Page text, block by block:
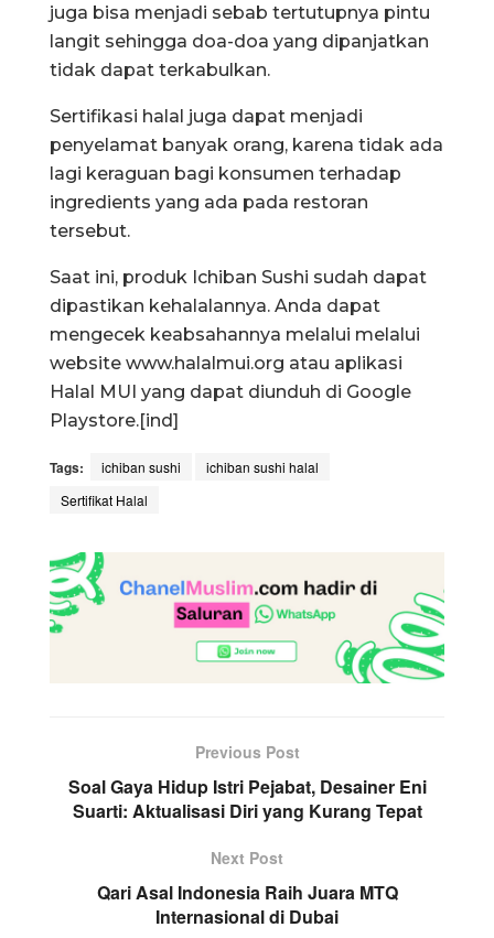
juga bisa menjadi sebab tertutupnya pintu
langit sehingga doa-doa yang dipanjatkan
tidak dapat terkabulkan.
Sertifikasi halal juga dapat menjadi
penyelamat banyak orang, karena tidak ada
lagi keraguan bagi konsumen terhadap
ingredients yang ada pada restoran
tersebut.
Saat ini, produk Ichiban Sushi sudah dapat
dipastikan kehalalannya. Anda dapat
mengecek keabsahannya melalui melalui
website www.halalmui.org atau aplikasi
Halal MUI yang dapat diunduh di Google
Playstore.[ind]
Tags: ichiban sushi
ichiban sushi halal
Sertifikat Halal
Previous Post
Soal Gaya Hidup Istri Pejabat, Desainer Eni
Suarti: Aktualisasi Diri yang Kurang Tepat
Next Post
Qari Asal Indonesia Raih Juara MTQ
Internasional di Dubai